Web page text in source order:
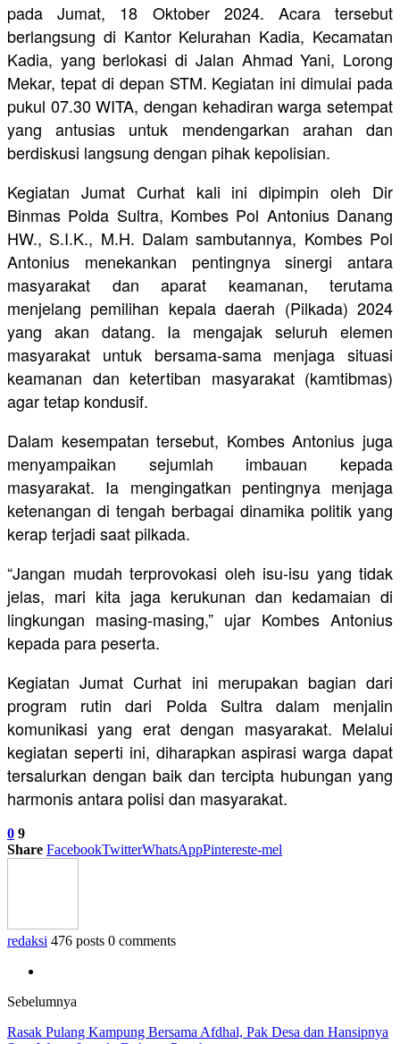
pada Jumat, 18 Oktober 2024. Acara tersebut
berlangsung di Kantor Kelurahan Kadia, Kecamatan
Kadia, yang berlokasi di Jalan Ahmad Yani, Lorong
Mekar, tepat di depan STM. Kegiatan ini dimulai pada
pukul 07.30 WITA, dengan kehadiran warga setempat
yang antusias untuk mendengarkan arahan dan
berdiskusi langsung dengan pihak kepolisian.
Kegiatan Jumat Curhat kali ini dipimpin oleh Dir
Binmas Polda Sultra, Kombes Pol Antonius Danang
HW., S.I.K., M.H. Dalam sambutannya, Kombes Pol
Antonius menekankan pentingnya sinergi antara
masyarakat dan aparat keamanan, terutama
menjelang pemilihan kepala daerah (Pilkada) 2024
yang akan datang. Ia mengajak seluruh elemen
masyarakat untuk bersama-sama menjaga situasi
keamanan dan ketertiban masyarakat (kamtibmas)
agar tetap kondusif.
Dalam kesempatan tersebut, Kombes Antonius juga
menyampaikan sejumlah imbauan kepada
masyarakat. Ia mengingatkan pentingnya menjaga
ketenangan di tengah berbagai dinamika politik yang
kerap terjadi saat pilkada.
“Jangan mudah terprovokasi oleh isu-isu yang tidak
jelas, mari kita jaga kerukunan dan kedamaian di
lingkungan masing-masing,” ujar Kombes Antonius
kepada para peserta.
Kegiatan Jumat Curhat ini merupakan bagian dari
program rutin dari Polda Sultra dalam menjalin
komunikasi yang erat dengan masyarakat. Melalui
kegiatan seperti ini, diharapkan aspirasi warga dapat
tersalurkan dengan baik dan tercipta hubungan yang
harmonis antara polisi dan masyarakat.
0 9
Share FacebookTwitterWhatsAppPintereste-mel
redaksi 476 posts 0 comments
Sebelumnya
Rasak Pulang Kampung Bersama Afdhal, Pak Desa dan Hansipnya